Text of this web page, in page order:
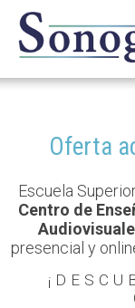
Oferta
Escuela
Centro de
presencial y